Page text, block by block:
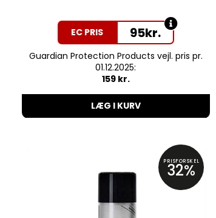
EC PRIS 95kr.
Guardian Protection Products vejl. pris pr.
01.12.2025:
159 kr.
LÆG I KURV
PRISFORSKEL
32%